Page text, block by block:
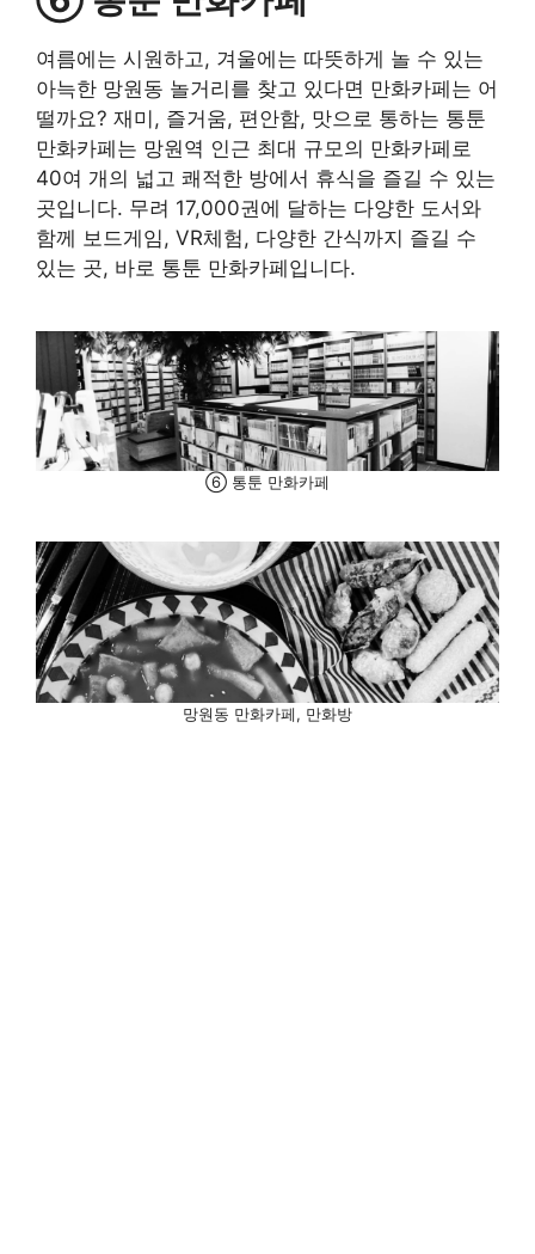
여름에는 시원하고, 겨울에는 따뜻하게 놀 수 있는
아늑한 망원동 놀거리를 찾고 있다면 만화카페는 어
떨까요? 재미, 즐거움, 편안함, 맛으로 통하는 통툰
만화카페는 망원역 인근 최대 규모의 만화카페로
40여 개의 넓고 쾌적한 방에서 휴식을 즐길 수 있는
곳입니다. 무려 17,000권에 달하는 다양한 도서와
함께 보드게임, VR체험, 다양한 간식까지 즐길 수
있는 곳, 바로 통툰 만화카페입니다.
⑥ 통툰 만화카페
망원동 만화카페, 만화방